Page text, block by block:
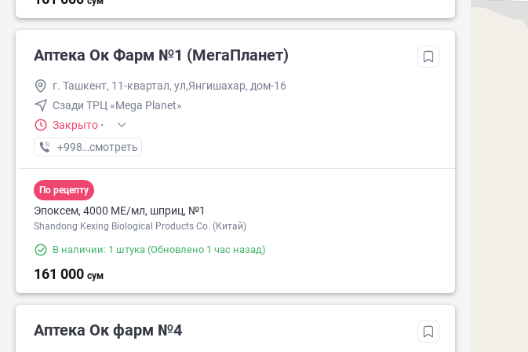
Аптека Ок Фарм №1 (МегаПланет)
г. Ташкент, 11-квартал, ул,Янгишахар, дом-16
Сзади ТРЦ «Mega Planet»
Закрыто ·
+998 (90) XXX-XX-XX
смотреть
По рецепту
Эпоксем, 4000 МЕ/мл, шприц, №1
Shandong Kexing Biological Products Co. (Китай)
В наличии: 1 штука (Обновлено 1 час назад)
161 000 сум
Аптека Ок фарм №4